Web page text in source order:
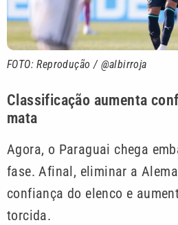
FOTO: Reprodução / @albirroja
Classificação aumenta
mata
Agora, o Paraguai chega
fase. Afinal, eliminar a
confiança do elenco e
torcida.